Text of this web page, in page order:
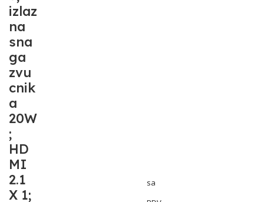
izlaz
na
sna
ga
zvu
cnik
a
20W
;
HD
MI
2.1
X 1;
sa